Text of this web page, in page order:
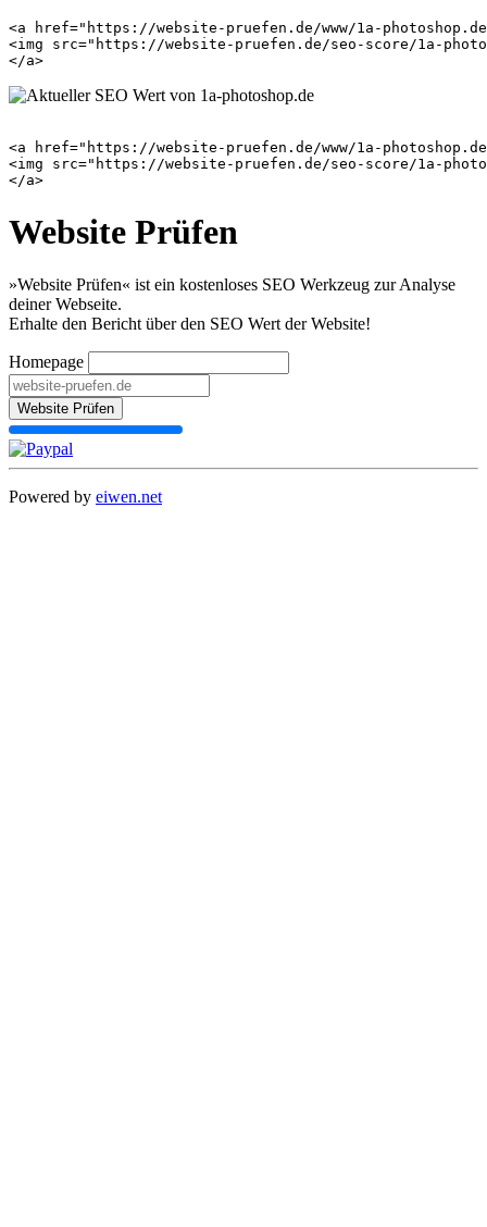
<a href="https://website-pruefen.de/www/1a-
<img src="https://website-pruefen.de/seo-score/1a-
<a href="https://website-pruefen.de/www/1a-
<img src="https://website-pruefen.de/seo-score/1a-
Website Prüfen
»Website Prüfen« ist ein kostenloses SEO Werkzeug zur Analyse
deiner Webseite.
Erhalte den Bericht über den SEO Wert der Website!
Homepage
Website Prüfen
Powered by eiwen.net